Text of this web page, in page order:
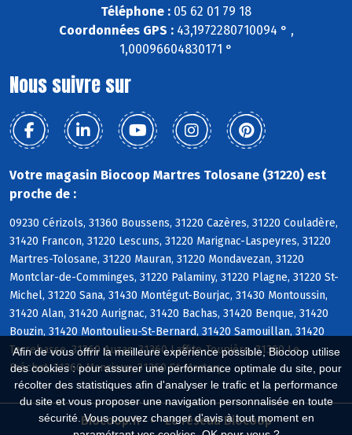
Afin de vous offrir la meilleure expérience possible, Biocoop utilise
des cookies : pour assurer une performance optimale du site, pour
récolter des statistiques afin d'analyser le trafic et la performance
du site et vous proposer une navigation personnalisée en toute
sécurité. Vous pouvez changer d'avis à tout moment en
Téléphone : 05 62 01 79 18
Coordonnées GPS :43,1972280710094 ° ,
1,00096604830171 °
Nous suivre sur
Votre magasin Biocoop Martres Tolosane (31220) est
proche de :
09230 Cérizols, 31360 Boussens, 31220 Cazères, 31220 Couladère,
31420 Francon, 31220 Lescuns, 31220 Marignac-Laspeyres, 31220
Martres-Tolosane, 31220 Mauran, 31220 Mondavezan, 31220
Montclar-de-Comminges, 31220 Palaminy, 31220 Plagne, 31220 St-
Michel, 31220 Sana, 31430 Montégut-Bourjac, 31430 Montoussin,
31420 Alan, 31420 Aurignac, 31420 Bachas, 31420 Benque, 31420
Bouzin, 31420 Montoulieu-St-Bernard, 31420 Samouillan, 31420
Terrebasse, 31360 Auzas, 31360 Laffite-Toupière, 31360 Le
Fréchet, 31360 Mancioux, 31360 St-Martory
Biocoop.fr Le réseau Biocoop